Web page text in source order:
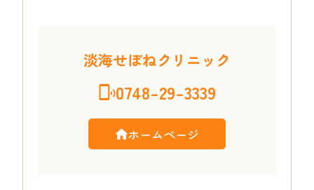
淡海せぼねクリニック
0748-29-3339
ホームページ